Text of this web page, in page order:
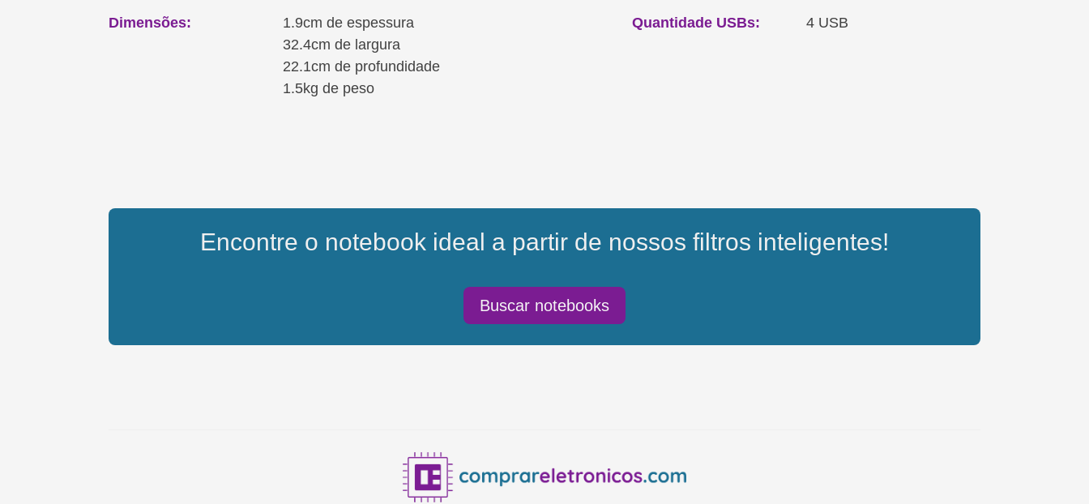
Dimensões:
1.9cm de espessura
32.4cm de largura
22.1cm de profundidade
1.5kg de peso
Quantidade USBs: 4 USB
Encontre o notebook ideal a partir de nossos filtros inteligentes!
Buscar notebooks